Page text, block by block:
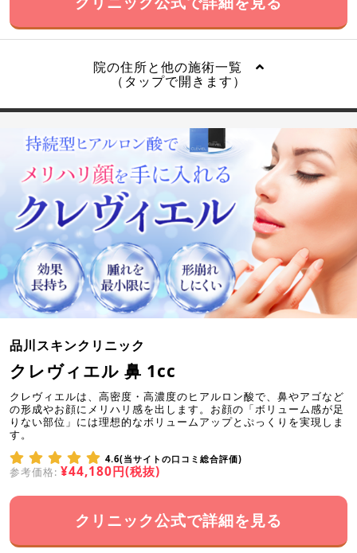
院の住所と他の施術一覧
（タップで開きます）
品川スキンクリニック
クレヴィエル 鼻 1cc
クレヴィエルは、高密度・高濃度のヒアルロン酸で、鼻やアゴなど
の形成やお顔にメリハリ感を出します。お顔の「ボリューム感が足
りない部位」には理想的なボリュームアップとぷっくりを実現しま
す。
4.6(当サイトの口コミ総合評価)
参考価格: ¥44,180円(税抜)
クリニック公式で詳細を見る